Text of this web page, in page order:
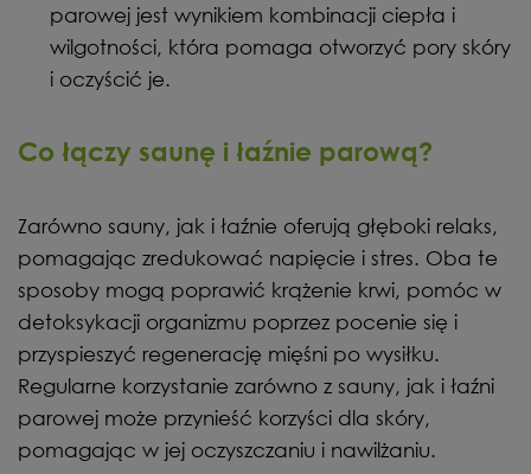
parowej jest wynikiem kombinacji ciepła i
wilgotności, która pomaga otworzyć pory skóry
i oczyścić je.
Co łączy saunę i łaźnie parową?
Zarówno sauny, jak i łaźnie oferują głęboki relaks,
pomagając zredukować napięcie i stres. Oba te
sposoby mogą poprawić krążenie krwi, pomóc w
detoksykacji organizmu poprzez pocenie się i
przyspieszyć regenerację mięśni po wysiłku.
Regularne korzystanie zarówno z sauny, jak i łaźni
parowej może przynieść korzyści dla skóry,
pomagając w jej oczyszczaniu i nawilżaniu.